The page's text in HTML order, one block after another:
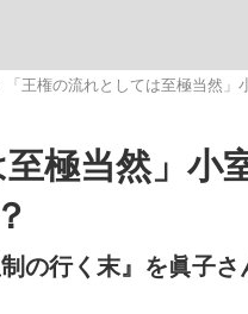
ャパン選手が証言した“NPB聞
「王権の流れとしては至極当然」
至極当然」
の行く末』を眞子さ